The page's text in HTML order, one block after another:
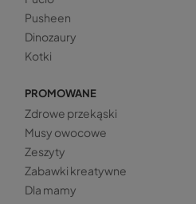
Pusheen
Dinozaury
Kotki
PROMOWANE
Zdrowe przekąski
Musy owocowe
Zeszyty
Zabawki kreatywne
Dla mamy